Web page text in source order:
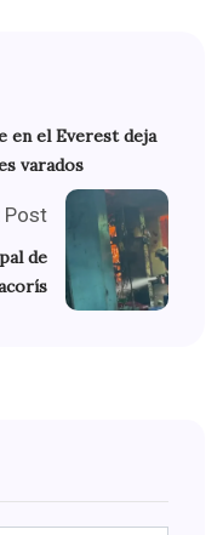
en el Everest deja
varados
Post
de